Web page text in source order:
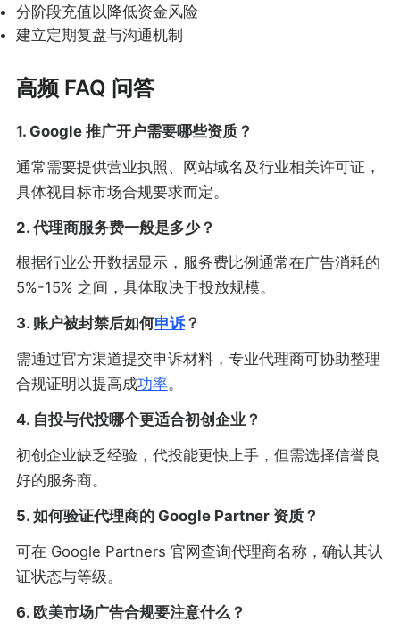
分阶段充值以降低资金风险
建立定期复盘与沟通机制
高频 FAQ 问答
1. Google 推广开户需要哪些资质？
通常需要提供营业执照、网站域名及行业相关许可证，
具体视目标市场合规要求而定。
2. 代理商服务费一般是多少？
根据行业公开数据显示，服务费比例通常在广告消耗的
5%-15% 之间，具体取决于投放规模。
3. 账户被封禁后如何申诉？
需通过官方渠道提交申诉材料，专业代理商可协助整理
合规证明以提高成功率。
4. 自投与代投哪个更适合初创企业？
初创企业缺乏经验，代投能更快上手，但需选择信誉良
好的服务商。
5. 如何验证代理商的 Google Partner 资质？
可在 Google Partners 官网查询代理商名称，确认其认
证状态与等级。
6. 欧美市场广告合规要注意什么？